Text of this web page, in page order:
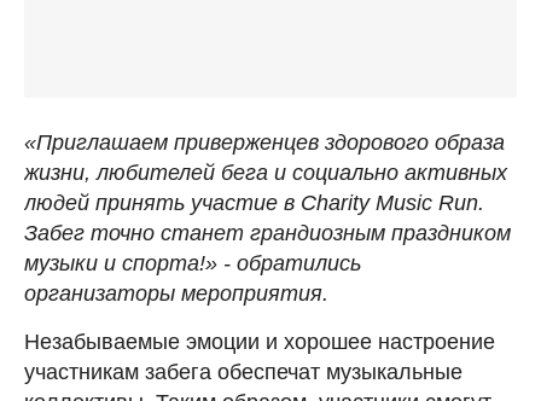
«Приглашаем приверженцев здорового образа
жизни, любителей бега и социально активных
людей принять участие в Charity Music Run.
Забег точно станет грандиозным праздником
музыки и спорта!» - обратились
организаторы мероприятия.
Незабываемые эмоции и хорошее настроение
участникам забега обеспечат музыкальные